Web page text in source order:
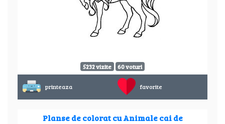
5232 vizite 60 voturi
printeaza favorite
Planse de colorat cu Animale cai de